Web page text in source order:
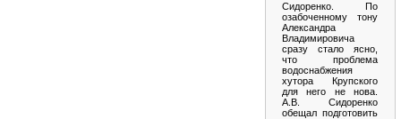
Сидоренко. По
озабоченному тону
Александра
Владимировича
сразу стало ясно,
что проблема
водоснабжения
хутора Крупского
для него не нова.
А.В. Сидоренко
обещал подготовить